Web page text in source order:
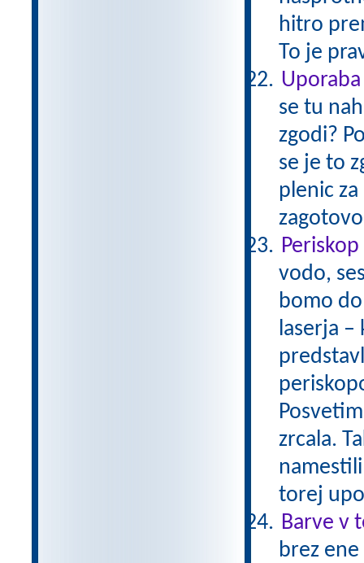
hitro
To je
se tu
zgodi?
se je to
plenic
vodo,
bomo
laserja –
zrcala.
torej
Barve v
brez